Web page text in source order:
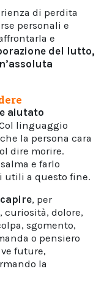
di perdita
personali e
e
del lutto,
aiutato
linguaggio
la persona cara
dire morire.
e farlo
utili a questo fine.
, per
curiosità, dolore,
sgomento,
o pensiero
future,
la